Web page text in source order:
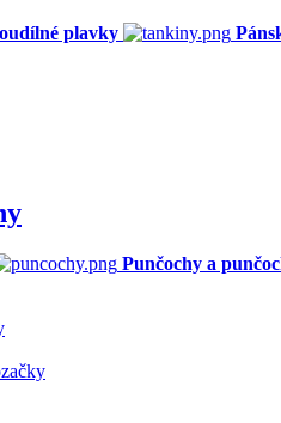
plavky
Punčochy a